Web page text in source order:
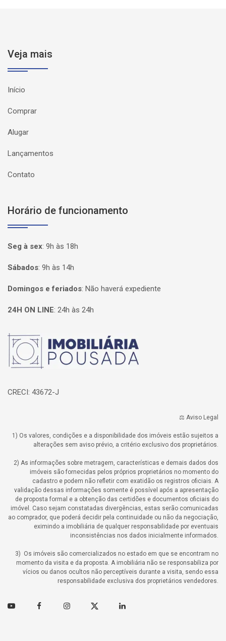
Veja mais
Início
Comprar
Alugar
Lançamentos
Contato
Horário de funcionamento
Seg à sex: 9h às 18h
Sábados: 9h às 14h
Domingos e feriados: Não haverá expediente
24H ON LINE: 24h às 24h
Página inicial
CRECI: 43672-J
⚖️ Aviso Legal
1) Os valores, condições e a disponibilidade dos imóveis estão sujeitos a
alterações sem aviso prévio, a critério exclusivo dos proprietários.
2) As informações sobre metragem, características e demais dados dos
imóveis são fornecidas pelos próprios proprietários no momento do
cadastro e podem não refletir com exatidão os registros oficiais. A
validação dessas informações somente é possível após a apresentação
de proposta formal e a obtenção das certidões e documentos oficiais do
imóvel. Caso sejam constatadas divergências, estas serão comunicadas
ao comprador, que poderá decidir pela continuidade ou não da negociação,
eximindo a imobiliária de qualquer responsabilidade por eventuais
inconsistências nos dados inicialmente informados.
3) Os imóveis são comercializados no estado em que se encontram no
momento da visita e da proposta. A imobiliária não se responsabiliza por
vícios ou danos ocultos não perceptíveis durante a visita, sendo essa
responsabilidade exclusiva dos proprietários vendedores.
Youtube FacebookInstagramTwitter Linkedin